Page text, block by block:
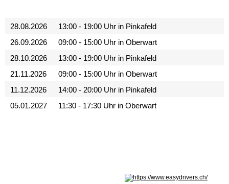
28.08.2026
13:00 - 19:00 Uhr in Pinkafeld
26.09.2026
09:00 - 15:00 Uhr in Oberwart
28.10.2026
13:00 - 19:00 Uhr in Pinkafeld
21.11.2026
09:00 - 15:00 Uhr in Oberwart
11.12.2026
14:00 - 20:00 Uhr in Pinkafeld
05.01.2027
11:30 - 17:30 Uhr in Oberwart